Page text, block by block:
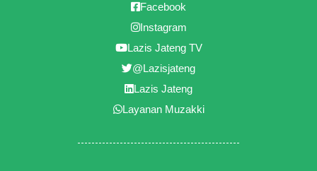
Facebook
Instagram
Lazis Jateng TV
@Lazisjateng
Lazis Jateng
Layanan Muzakki